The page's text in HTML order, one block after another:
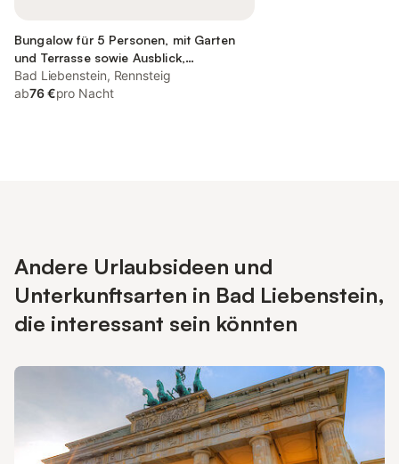
Bungalow für 5 Personen, mit Garten
und Terrasse sowie Ausblick,
kinderfreundlich
Bad Liebenstein, Rennsteig
ab76 €pro Nacht
Andere Urlaubsideen und
Unterkunftsarten in Bad Liebenstein,
die interessant sein könnten